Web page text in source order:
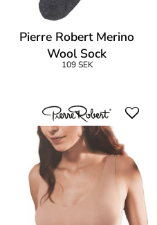
Pierre Robert Merino
Wool Sock
109 SEK